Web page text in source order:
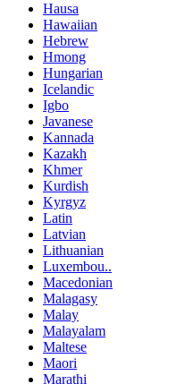
Hausa
Hawaiian
Hebrew
Hmong
Hungarian
Icelandic
Igbo
Javanese
Kannada
Kazakh
Khmer
Kurdish
Kyrgyz
Latin
Latvian
Lithuanian
Luxembou..
Macedonian
Malagasy
Malay
Malayalam
Maltese
Maori
Marathi